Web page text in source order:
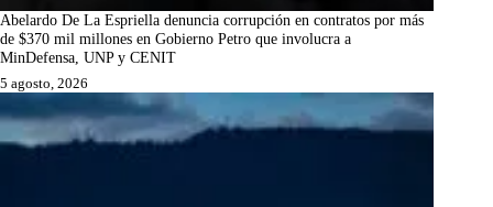
Abelardo De La Espriella denuncia corrupción en contratos por más
de $370 mil millones en Gobierno Petro que involucra a
MinDefensa, UNP y CENIT
5 agosto, 2026